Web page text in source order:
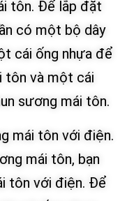
tôn. Để lắp đặt
có một bộ dây
cái ống nhựa để
tôn và một cái
sương mái tôn.
mái tôn với điện.
mái tôn, bạn
tôn với điện. Để